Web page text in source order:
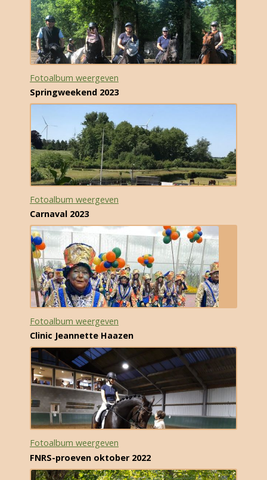
Fotoalbum weergeven
Springweekend 2023
Fotoalbum weergeven
Carnaval 2023
Fotoalbum weergeven
Clinic Jeannette Haazen
Fotoalbum weergeven
FNRS-proeven oktober 2022